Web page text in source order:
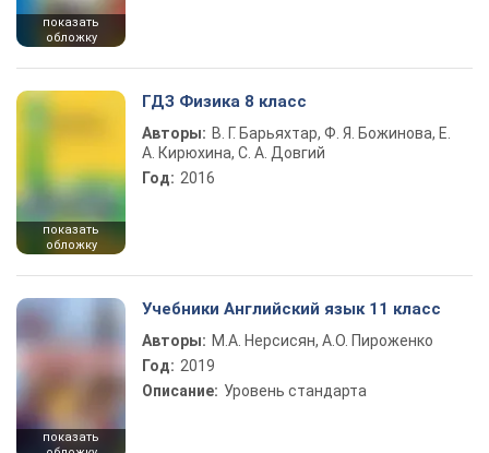
показать
обложку
показать
обложку
ГДЗ Физика 8 класс
Авторы: В. Г. Барьяхтар, Ф. Я. Божинова, Е.
А. Кирюхина, С. А. Довгий
Год: 2016
показать
Учебники Английский язык 11 класс
Авторы: М.А. Нерсисян, А.О. Пироженко
Год: 2019
Описание: Уровень стандарта